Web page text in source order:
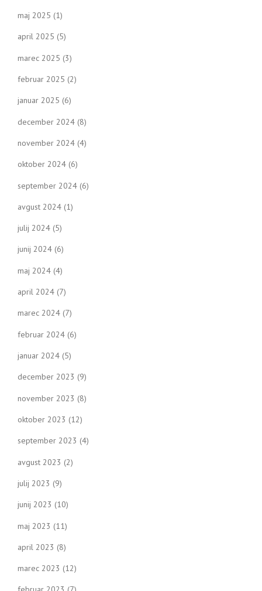
maj 2025 (1)
april 2025 (5)
marec 2025 (3)
februar 2025 (2)
januar 2025 (6)
december 2024 (8)
november 2024 (4)
oktober 2024 (6)
september 2024 (6)
avgust 2024 (1)
julij 2024 (5)
junij 2024 (6)
maj 2024 (4)
april 2024 (7)
marec 2024 (7)
februar 2024 (6)
januar 2024 (5)
december 2023 (9)
november 2023 (8)
oktober 2023 (12)
september 2023 (4)
avgust 2023 (2)
julij 2023 (9)
junij 2023 (10)
maj 2023 (11)
april 2023 (8)
marec 2023 (12)